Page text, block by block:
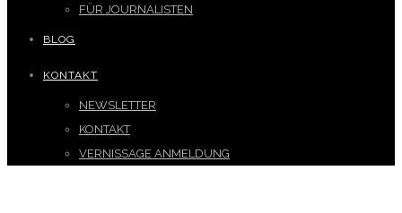
FÜR JOURNALISTEN
BLOG
KONTAKT
NEWSLETTER
KONTAKT
VERNISSAGE ANMELDUNG